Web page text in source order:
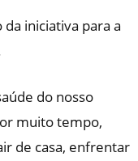
iniciativa para a
do nosso
muito tempo,
de casa, enfrentar